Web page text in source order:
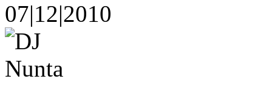
07|12|2010